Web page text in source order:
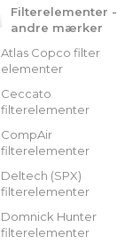
Filterelementer -
andre mærker
Atlas Copco filter
elementer
Ceccato
filterelementer
CompAir
filterelementer
Deltech (SPX)
filterelementer
Domnick Hunter
filterelementer